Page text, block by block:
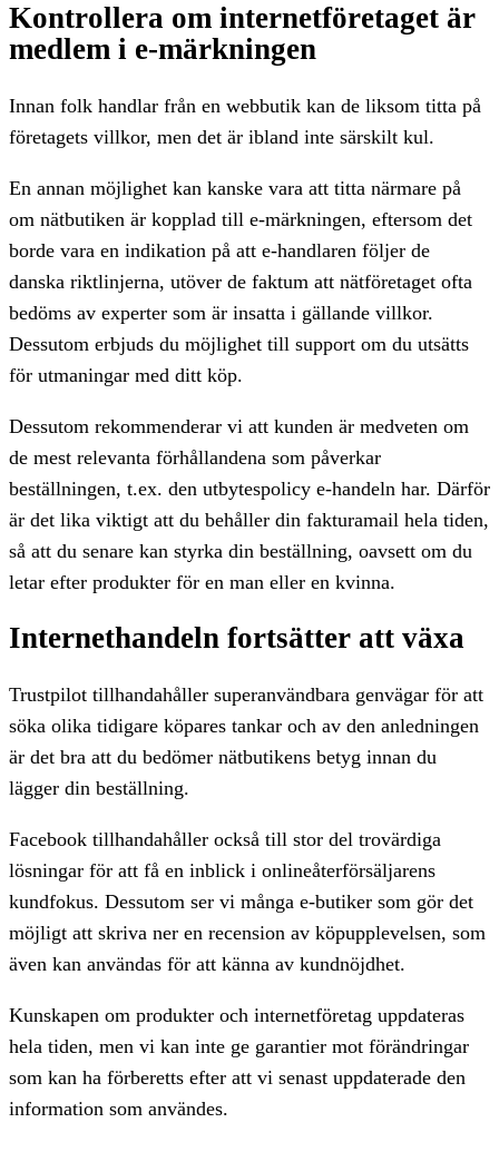
Kontrollera om internetföretaget är
medlem i e-märkningen
Innan folk handlar från en webbutik kan de liksom titta på
företagets villkor, men det är ibland inte särskilt kul.
En annan möjlighet kan kanske vara att titta närmare på
om nätbutiken är kopplad till e-märkningen, eftersom det
borde vara en indikation på att e-handlaren följer de
danska riktlinjerna, utöver de faktum att nätföretaget ofta
bedöms av experter som är insatta i gällande villkor.
Dessutom erbjuds du möjlighet till support om du utsätts
för utmaningar med ditt köp.
Dessutom rekommenderar vi att kunden är medveten om
de mest relevanta förhållandena som påverkar
beställningen, t.ex. den utbytespolicy e-handeln har. Därför
är det lika viktigt att du behåller din fakturamail hela tiden,
så att du senare kan styrka din beställning, oavsett om du
letar efter produkter för en man eller en kvinna.
Internethandeln fortsätter att växa
Trustpilot tillhandahåller superanvändbara genvägar för att
söka olika tidigare köpares tankar och av den anledningen
är det bra att du bedömer nätbutikens betyg innan du
lägger din beställning.
Facebook tillhandahåller också till stor del trovärdiga
lösningar för att få en inblick i onlineåterförsäljarens
kundfokus. Dessutom ser vi många e-butiker som gör det
möjligt att skriva ner en recension av köpupplevelsen, som
även kan användas för att känna av kundnöjdhet.
Kunskapen om produkter och internetföretag uppdateras
hela tiden, men vi kan inte ge garantier mot förändringar
som kan ha förberetts efter att vi senast uppdaterade den
information som användes.